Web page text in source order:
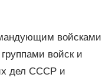
войсками
войск и
дел СССР и